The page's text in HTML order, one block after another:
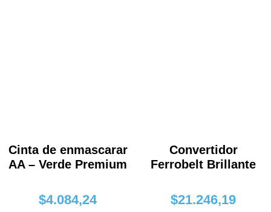
Cinta de enmascarar
AA – Verde Premium
$4.084,24
Convertidor
Ferrobelt Brillante
$21.246,19